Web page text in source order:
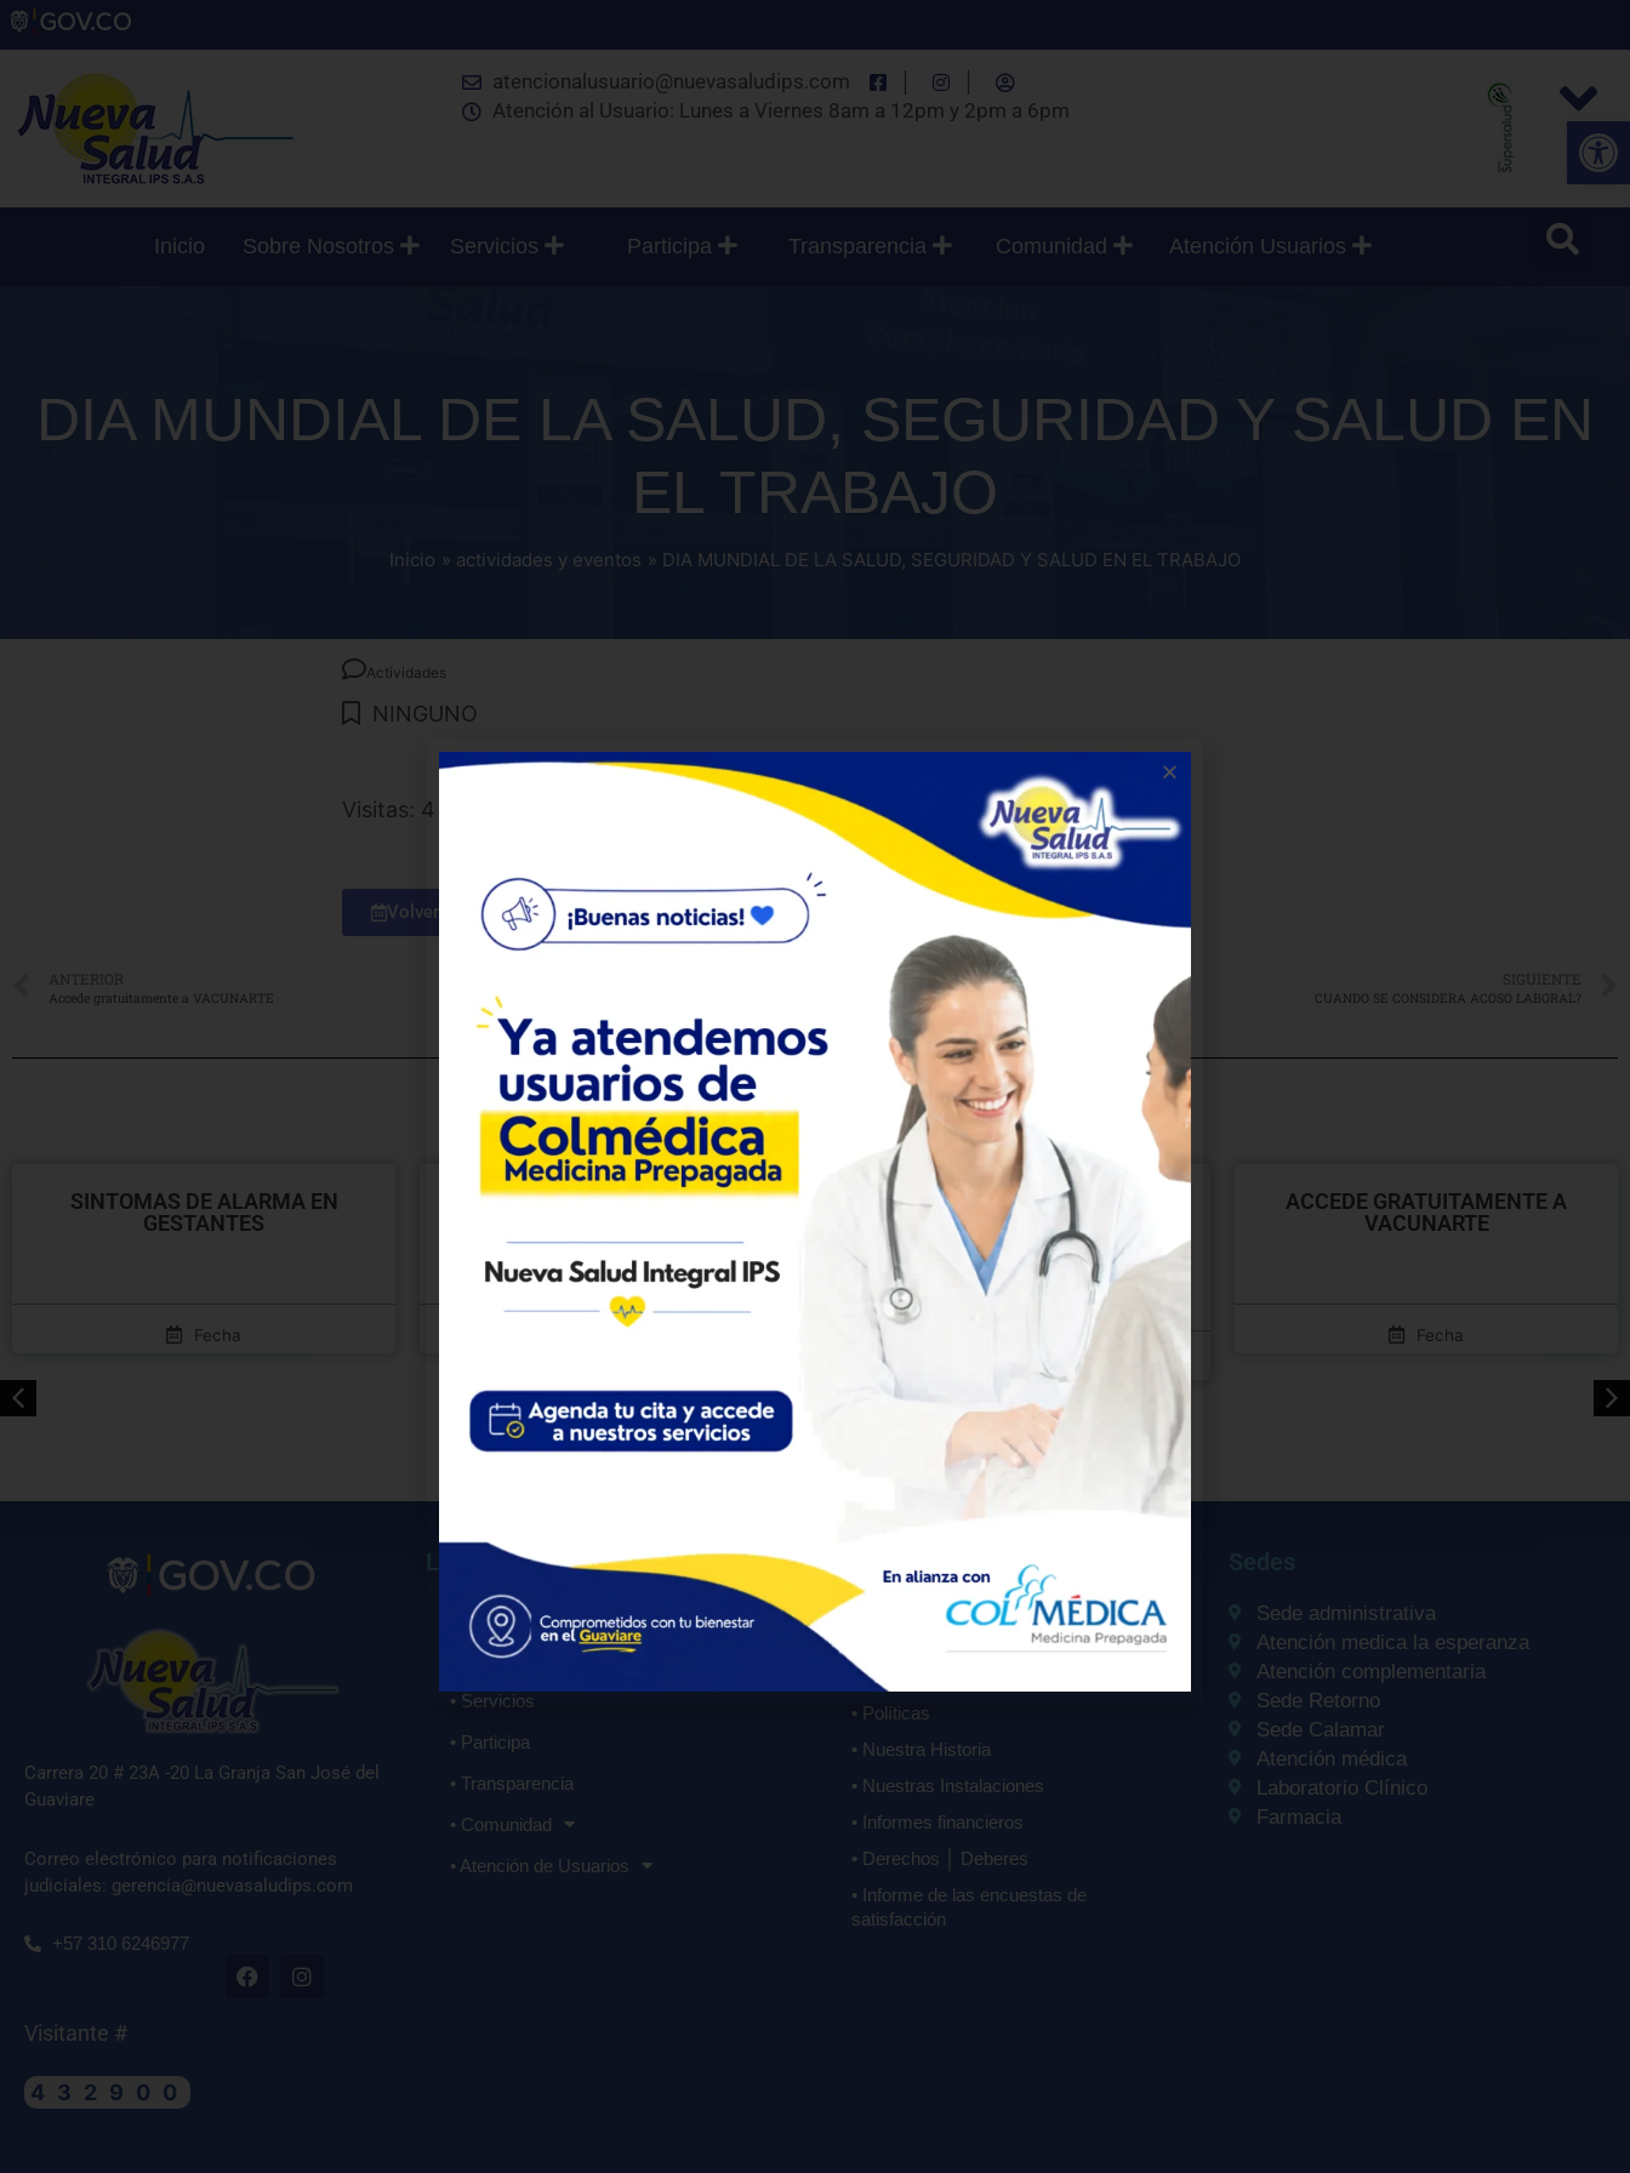
Abrir
atencionalusuario@nuevasaludips.com
Atención al Usuario: Lunes a Viernes 8am a 12pm y 2pm a 6pm
Inicio Sobre Nosotros Servicios Participa Transparencia Comunidad Atención Usuarios
DIA MUNDIAL DE LA SALUD, SEGURIDAD Y SALUD EN
EL TRABAJO
Inicio actividades y eventos DIA MUNDIAL DE LA SALUD, SEGURIDAD Y SALUD EN EL TRABAJO
Actividades
NINGUNO
Visitas: 4
Volver a Calendario
ANTERIOR
Accede gratuitamente a VACUNARTE
SIGUIENTE
CUANDO SE CONSIDERA ACOSO LABORAL?
Otros Eventos o Actividades
SINTOMAS DE ALARMA EN
GESTANTES
Fecha
CUANDO SE CONSIDERA ACOSO
Fecha
DIA MUNDIAL DE LA SALUD,
SEGURIDAD Y SALUD EN EL
TRABAJO
Actividades
Fecha
ACCEDE GRATUITAMENTE A
VACUNARTE
Fecha
Carrera 20 # 23A -20 La Granja San José del
Guaviare
Correo electrónico para notificaciones
judiciales: gerencia@nuevasaludips.com
+57 310 6246977
Visitante #
432900
Links Importantes
• Inicio
• Sobre Nosotros
• Servicios
• Participa
• Transparencia
• Comunidad
• Atención de Usuarios
• Misión y Visión
• Valores Corporativos
• Objetivos Estratégicos
• Políticas
• Nuestra Historia
• Nuestras Instalaciones
• Informes financieros
• Derechos │ Deberes
• Informe de las encuestas de
satisfacción
Sede administrativa
Atención medica la esperanza
Atención complementaria
Sede Retorno
Sede Calamar
Atención médica
Laboratorio Clínico
Farmacia